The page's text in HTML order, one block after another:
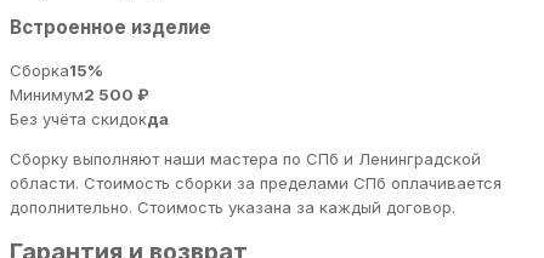
Встроенное изделие
Сборка15%
Минимум2 500 ₽
Без учёта скидокда
Сборку выполняют наши мастера по СПб и Ленинградской
области. Стоимость сборки за пределами СПб оплачивается
дополнительно. Стоимость указана за каждый договор.
Гарантия и возврат